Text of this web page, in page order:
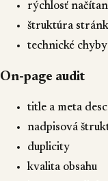
rýchlosť
štruktúra
technické chyby
On-page audit
title a meta
nadpisová
duplicity
kvalita obsahu